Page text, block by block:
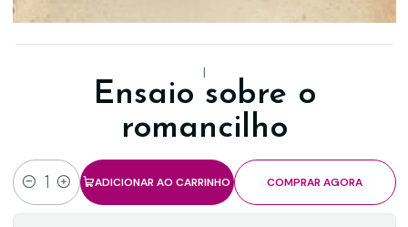
|
Ensaio sobre o
romancilho
Quantidade
ADICIONAR AO CARRINHO COMPRAR AGORA